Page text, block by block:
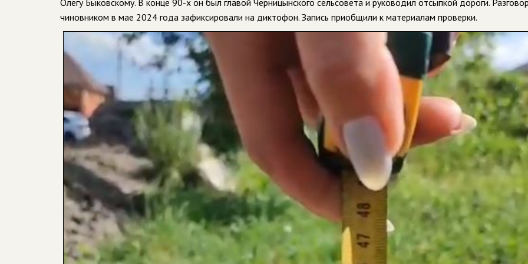
Олегу Быковскому. В конце 90-х он был главой Черницынского сельсовета и руководил отсыпкой дороги.
чиновником в мае 2024 года зафиксировали на диктофон. Запись приобщили к материалам проверки.